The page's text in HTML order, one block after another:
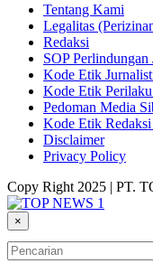
Tentang Kami
Legalitas
Redaksi
SOP Perlindungan
Kode Etik
Kode Etik
Pedoman Media
Kode Etik
Disclaimer
Privacy Policy
Copy Right 2025 | PT.
×